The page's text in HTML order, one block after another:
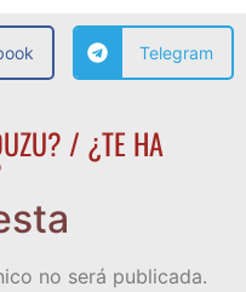
Telegram
/ ¿TE HA
no será publicada.